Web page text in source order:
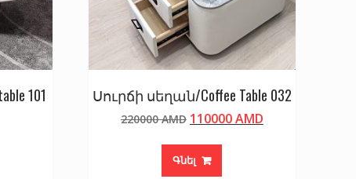
101 Սուրճի սեղան/Coffee Table 032
220000AMD Original
was:
220000 AMD.
110000AMDCurrent
Գնել